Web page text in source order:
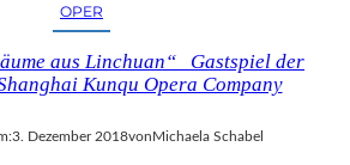
OPER
aus Linchuan“ Gastspiel der
Kunqu Opera Company
3. Dezember 2018vonMichaela Schabel